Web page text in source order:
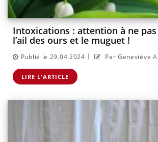
Intoxications : attention à ne
l’ail des ours et le muguet !
Publié le 29.04.2024 | Par Geneviève
LIRE L'ARTICLE